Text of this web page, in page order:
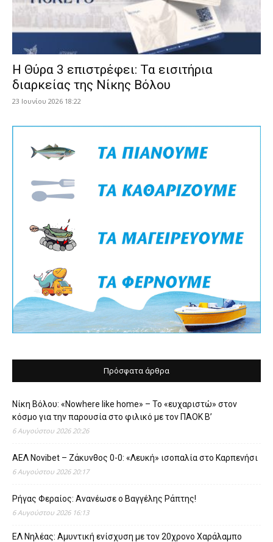
Η Θύρα 3 επιστρέφει: Τα εισιτήρια
διαρκείας της Νίκης Βόλου
23 Ιουνίου 2026 18:22
Πρόσφατα άρθρα
Νίκη Βόλου: «Nowhere like home» – Το «ευχαριστώ» στον
κόσμο για την παρουσία στο φιλικό με τον ΠΑΟΚ Β’
6 Αυγούστου 2026 20:26
ΑΕΛ Novibet – Ζάκυνθος 0-0: «Λευκή» ισοπαλία στο Καρπενήσι
6 Αυγούστου 2026 20:17
Ρήγας Φεραίος: Ανανέωσε ο Βαγγέλης Ράπτης!
6 Αυγούστου 2026 16:13
ΕΛ Νηλέας: Αμυντική ενίσχυση με τον 20χρονο Χαράλαμπο